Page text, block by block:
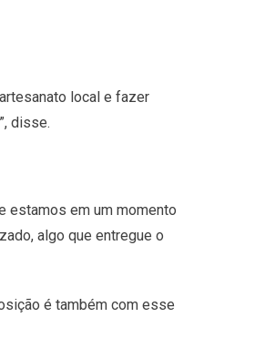
local e fazer
disse.
estamos em um momento
algo que entregue o
é também com esse